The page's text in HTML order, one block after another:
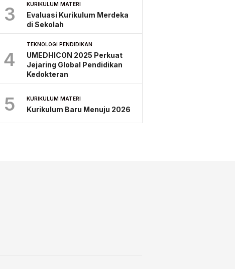
3 KURIKULUM MATERI
Evaluasi Kurikulum Merdeka
di Sekolah
4
TEKNOLOGI PENDIDIKAN
UMEDHICON 2025 Perkuat
Jejaring Global Pendidikan
Kedokteran
5 KURIKULUM MATERI
Kurikulum Baru Menuju 2026